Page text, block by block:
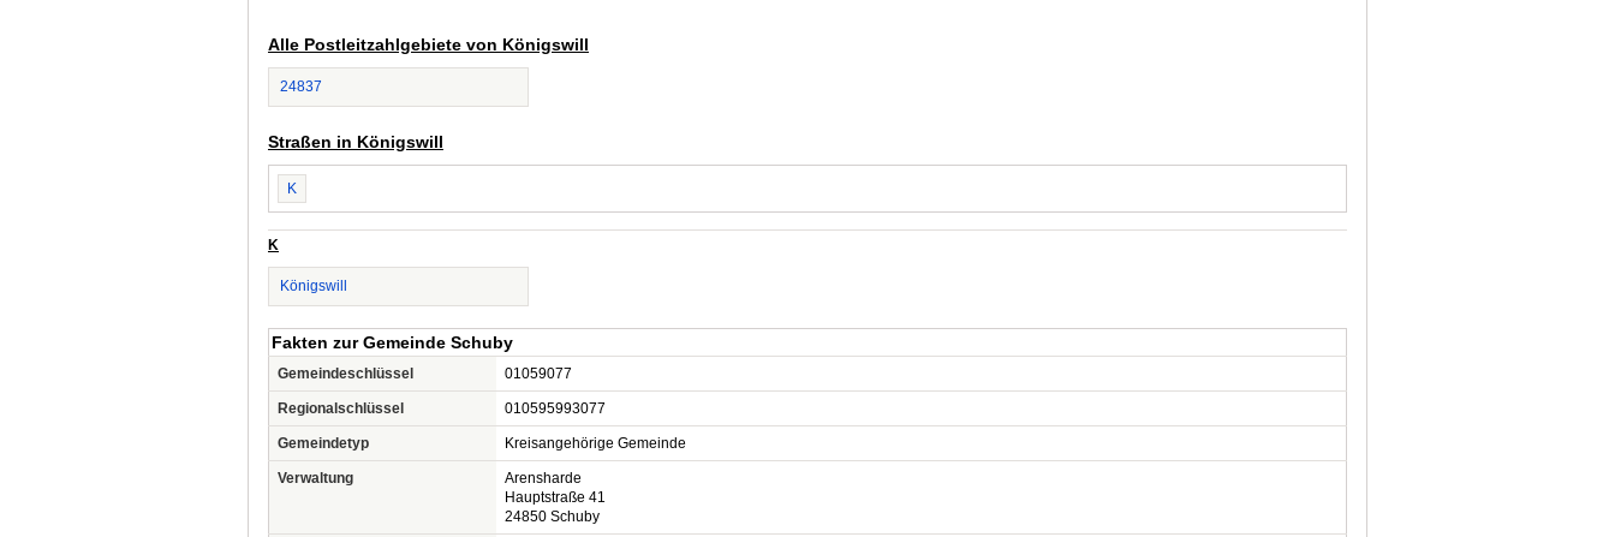
Alle Postleitzahlgebiete von Königswill
24837
Straßen in Königswill
K
K
Königswill
Fakten zur Gemeinde Schuby
Gemeindeschlüssel 01059077
Regionalschlüssel 010595993077
Gemeindetyp Kreisangehörige Gemeinde
Verwaltung
Arensharde
Hauptstraße 41
24850 Schuby